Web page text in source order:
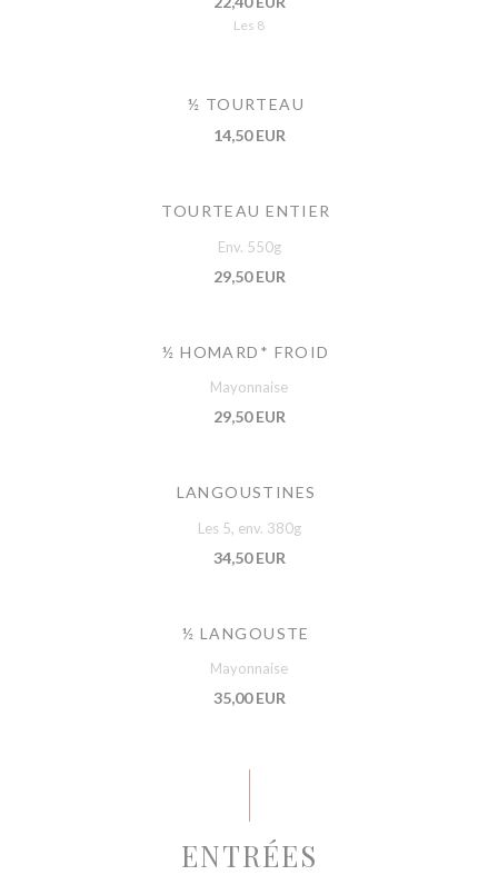
Les 8
½ TOURTEAU
14,50 EUR
TOURTEAU ENTIER
Env. 550g
29,50 EUR
½ HOMARD* FROID
Mayonnaise
29,50 EUR
LANGOUSTINES
Les 5, env. 380g
34,50 EUR
½ LANGOUSTE
Mayonnaise
35,00 EUR
ENTRÉES